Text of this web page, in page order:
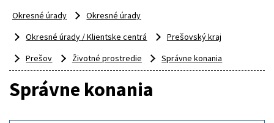
Okresné úrady
Okresné úrady
Okresné úrady / Klientske centrá
Prešovský kraj
Prešov
Životné prostredie Správne konania
Správne konania